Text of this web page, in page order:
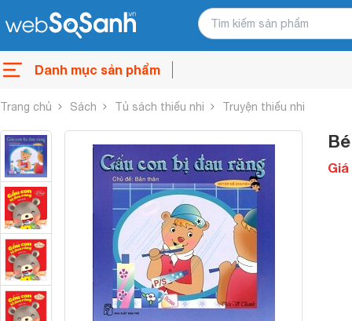
Danh mục sản phẩm
Trang chủ Sách Tủ sách thiếu nhi Truyện thiếu nhi